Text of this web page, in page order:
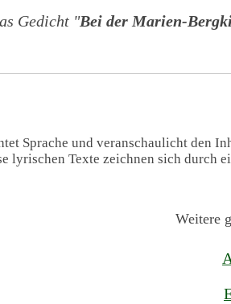
Gedicht "Bei der Marien-
Sprache und veranschaulicht den
lyrischen Texte zeichnen sich durch
Weitere